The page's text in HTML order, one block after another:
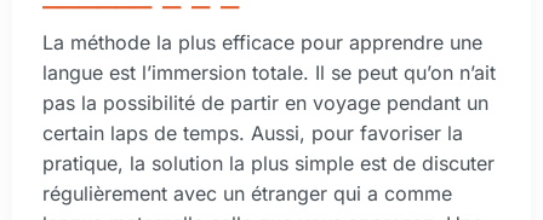
La méthode la plus efficace pour apprendre une
langue est l’immersion totale. Il se peut qu’on n’ait
pas la possibilité de partir en voyage pendant un
certain laps de temps. Aussi, pour favoriser la
pratique, la solution la plus simple est de discuter
régulièrement avec un étranger qui a comme